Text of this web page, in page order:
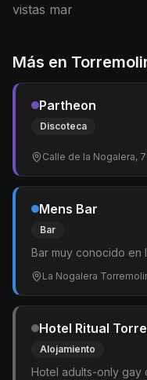
vistas mar
Más en
Partheon
Discoteca
Calle de la Nogalera,
Mens Bar
Bar
Bar muy conocido en
La Nogalera
Hotel Ritual
Alojamiento
Hotel adults-only gay